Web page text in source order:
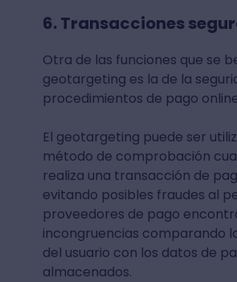
6. Transacciones
Otra de las funciones que se
geotargeting es la de la
procedimientos de pago
El geotargeting puede ser
método de comprobación
realiza una transacción de
evitando posibles fraudes al
proveedores de pago
incongruencias comparando
del usuario con los datos de
almacenados.